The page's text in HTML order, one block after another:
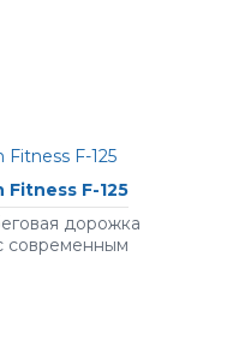
F-125
дорожка
современным